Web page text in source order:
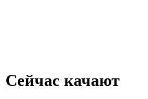
Сейчас качают